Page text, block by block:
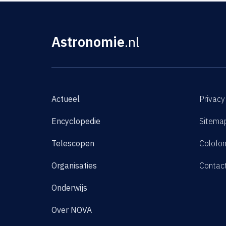
Astronomie.nl
Actueel
Encyclopedie
Telescopen
Organisaties
Onderwijs
Over NOVA
Colofon